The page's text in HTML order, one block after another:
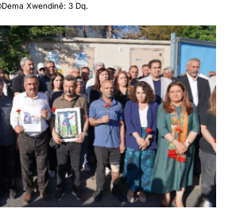
Dema Xwendinê: 3 Dq.